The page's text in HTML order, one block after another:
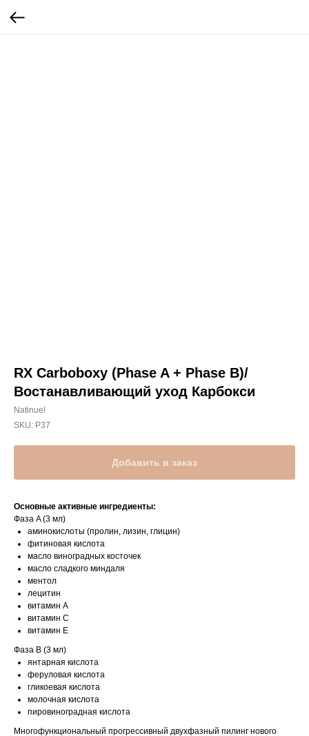
RX Carboboxy (Phase A + Phase B)/
Востанавливающий уход Карбокси
Natinuel
SKU: P37
Добавить в заказ
Основные активные ингредиенты:
Фаза A (3 мл)
аминокислоты (пролин, лизин, глицин)
фитиновая кислота
масло виноградных косточек
масло сладкого миндаля
ментол
лецитин
витамин A
витамин C
витамин E
Фаза B (3 мл)
янтарная кислота
феруловая кислота
гликоевая кислота
молочная кислота
пировиноградная кислота
Многофункциональный прогрессивный двухфазный пилинг нового